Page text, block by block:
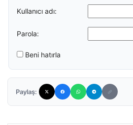
Kullanıcı adı:
Parola:
Beni hatırla
Paylaş: